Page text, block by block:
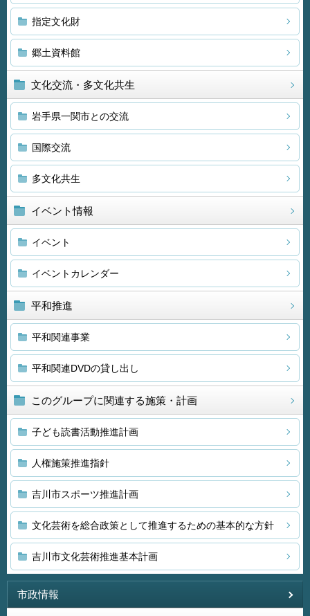
指定文化財
郷土資料館
文化交流・多文化共生
岩手県一関市との交流
国際交流
多文化共生
イベント情報
イベント
イベントカレンダー
平和推進
平和関連事業
平和関連DVDの貸し出し
このグループに関連する施策・計画
子ども読書活動推進計画
人権施策推進指針
吉川市スポーツ推進計画
文化芸術を総合政策として推進するための基本的な方針
吉川市文化芸術推進基本計画
市政情報